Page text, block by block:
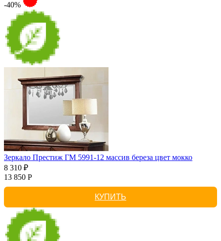
-40%
Зеркало Престиж ГМ 5991-12 массив береза цвет мокко
8 310 ₽
13 850 Р
КУПИТЬ